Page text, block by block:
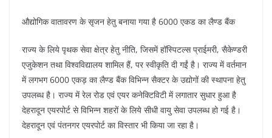
औद्योगिक वातावरण के सृजन हेतु बनाया गया है 6000 एकड का लैण्ड बैंक
राज्य के लिये पृथक सेवा क्षेत्र हेतु नीति, जिसमें हॉस्पिटल्स प्राईमरी, सैकेण्डरी
एजुकेशन तथा विश्वविद्यालय शामिल हैं, पर स्वीकृति दी गईं है। राज्य में वर्तमान
में लगभग 6000 एकड़ का लैण्ड बैंक विभिन्न सैक्टर के उद्योगों की स्थापना हेतु
उपलब्ध है। राज्य में रेल रोड एवं एयर कनेक्टिविटी में लगातार सुधार हुआ है
देहरादून एयरपोर्ट से विभिन्न शहरों के लिये सीधी वायु सेवा उपलब्ध हो गई है।
देहरादून एवं पंतनगर एयरपोर्ट का विस्तार भी किया जा रहा है।